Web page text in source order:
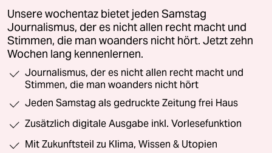
Unsere wochentaz bietet jeden Samstag
Journalismus, der es nicht allen recht macht und
Stimmen, die man woanders nicht hört. Jetzt zehn
Wochen lang kennenlernen.
Journalismus, der es nicht allen recht macht und
Stimmen, die man woanders nicht hört
Jeden Samstag als gedruckte Zeitung frei Haus
Zusätzlich digitale Ausgabe inkl. Vorlesefunktion
Mit Zukunftsteil zu Klima, Wissen & Utopien